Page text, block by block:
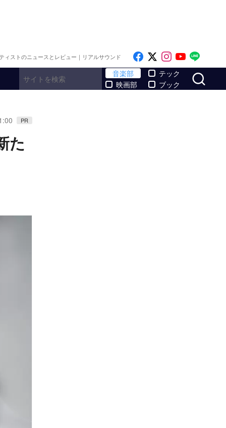
ィストのニュースとレビュー｜リアルサウンド Like on Facebook
Follow on x
Follow on
Follow
音楽部
映画部
テック
ブック
PR
た